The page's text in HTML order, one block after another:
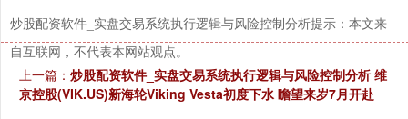
炒股配资软件_实盘交易系统执行逻辑与风险控制分析提示：本文来
自互联网，不代表本网站观点。
上一篇： 炒股配资软件_实盘交易系统执行逻辑与风险控制分析 维
京控股(VIK.US)新海轮Viking Vesta初度下水 瞻望来岁7月开赴